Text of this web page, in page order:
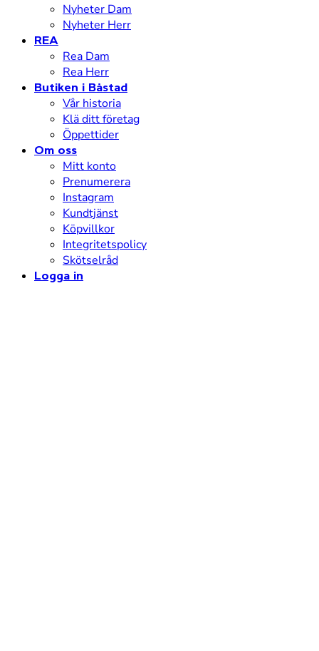
Nyheter Dam
Nyheter Herr
REA
Rea Dam
Rea Herr
Butiken i Båstad
Vår historia
Klä ditt företag
Öppettider
Om oss
Mitt konto
Prenumerera
Instagram
Kundtjänst
Köpvillkor
Integritetspolicy
Skötselråd
Logga in